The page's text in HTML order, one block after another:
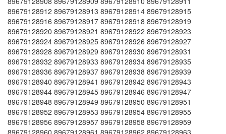
89679128912 89679128913 89679128914 89679128915
89679128916 89679128917 89679128918 89679128919
89679128920 89679128921 89679128922 89679128923
89679128924 89679128925 89679128926 89679128927
89679128928 89679128929 89679128930 89679128931
89679128932 89679128933 89679128934 89679128935
89679128936 89679128937 89679128938 89679128939
89679128940 89679128941 89679128942 89679128943
89679128944 89679128945 89679128946 89679128947
89679128948 89679128949 89679128950 89679128951
89679128952 89679128953 89679128954 89679128955
89679128956 89679128957 89679128958 89679128959
89679128960 89679128961 89679128962 89679128963